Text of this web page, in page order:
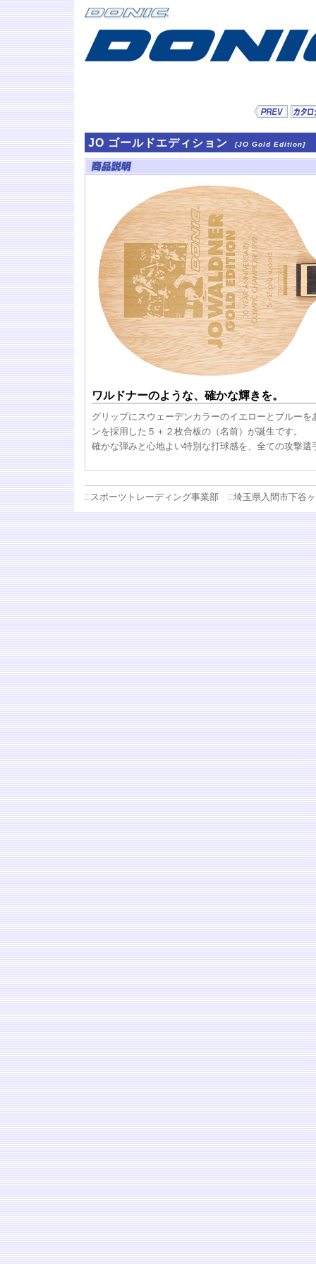
JO ゴールドエディション [JO Gold Edition]
ワルドナーのような、確かな輝きを。
グリップにスウェーデンカラーのイエローとブルー
ンを採用した５＋２枚合板の（名前）が誕生です。
確かな弾みと心地よい特別な打球感を、全ての攻撃選
□スポーツトレーディング事業部 □埼玉県入間市下谷